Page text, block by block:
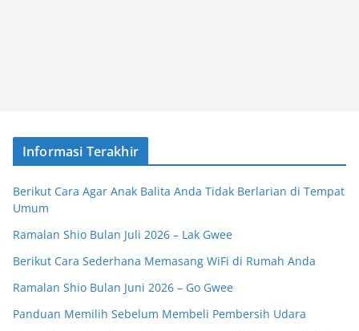
Informasi Terakhir
Berikut Cara Agar Anak Balita Anda Tidak Berlarian di Tempat
Umum
Ramalan Shio Bulan Juli 2026 – Lak Gwee
Berikut Cara Sederhana Memasang WiFi di Rumah Anda
Ramalan Shio Bulan Juni 2026 – Go Gwee
Panduan Memilih Sebelum Membeli Pembersih Udara